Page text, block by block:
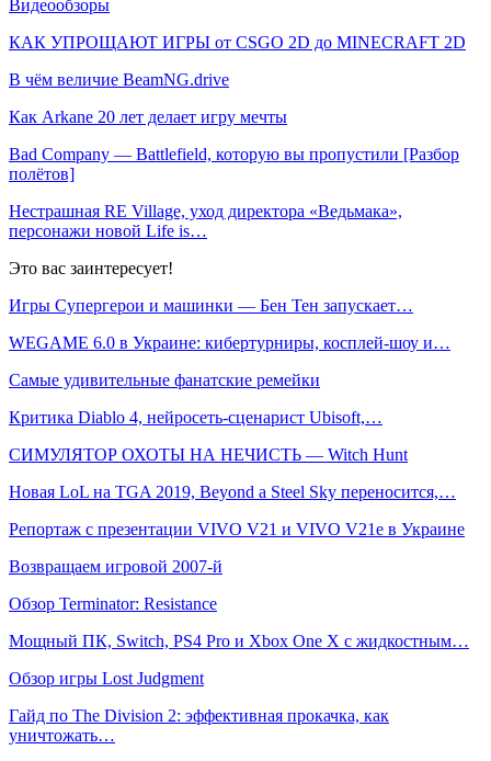
Видеообзоры
КАК УПРОЩАЮТ ИГРЫ от CSGO 2D до MINECRAFT 2D
В чём величие BeamNG.drive
Как Arkane 20 лет делает игру мечты
Bad Company — Battlefield, которую вы пропустили [Разбор
полётов]
Нестрашная RE Village, уход директора «Ведьмака»,
персонажи новой Life is…
Это вас заинтересует!
Игры Супергерои и машинки — Бен Тен запускает…
WEGAME 6.0 в Украине: кибертурниры, косплей-шоу и…
Самые удивительные фанатские ремейки
Критика Diablo 4, нейросеть-сценарист Ubisoft,…
СИМУЛЯТОР ОХОТЫ НА НЕЧИСТЬ — Witch Hunt
Новая LoL на TGA 2019, Beyond a Steel Sky переносится,…
Репортаж с презентации VIVO V21 и VIVO V21e в Украине
Возвращаем игровой 2007-й
Обзор Terminator: Resistance
Мощный ПК, Switch, PS4 Pro и Xbox One X с жидкостным…
Обзор игры Lost Judgment
Гайд по The Division 2: эффективная прокачка, как
уничтожать…